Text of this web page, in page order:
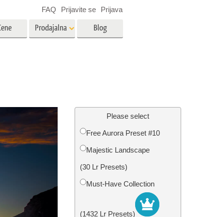
Obnova fotografij
Prodajalna
elementi
Blog
FAQ Prijavite se Prijava
Please select
Free Aurora Preset #10
Majestic Landscape
(30 Lr Presets)
Must-Have Collection
(1432 Lr Presets)